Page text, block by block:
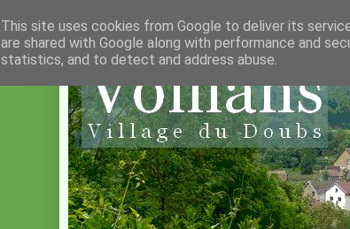
This site uses cookies from Google to deliver its
are shared with Google along with performance and
statistics, and to detect and address abuse.